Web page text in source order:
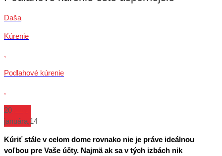
Daša
Kúrenie
,
Podlahové kúrenie
,
Úspory
20
januára,14
Kúriť stále v celom dome rovnako nie je práve ideálnou
voľbou pre Vaše účty. Najmä ak sa v tých izbách nik